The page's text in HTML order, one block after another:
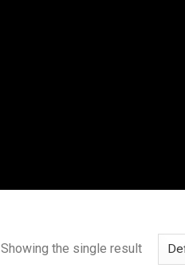
Showing the single result